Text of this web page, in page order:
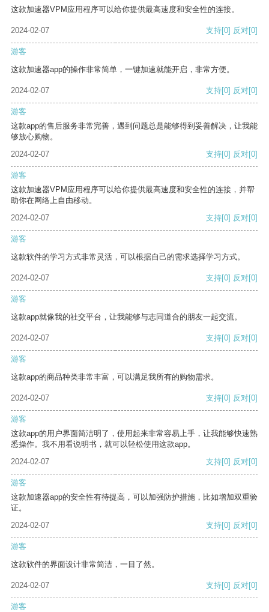
这款加速器VPM应用程序可以给你提供最高速度和安全性的连接。
2024-02-07 支持[0] 反对[0]
游客
这款加速器app的操作非常简单，一键加速就能开启，非常方便。
2024-02-07 支持[0] 反对[0]
游客
这款app的售后服务非常完善，遇到问题总是能够得到妥善解决，让我能
够放心购物。
2024-02-07
支持[0] 反对[0]
游客
这款加速器VPM应用程序可以给你提供最高速度和安全性的连接，并帮
助你在网络上自由移动。
2024-02-07
支持[0] 反对[0]
游客
这款软件的学习方式非常灵活，可以根据自己的需求选择学习方式。
2024-02-07 支持[0] 反对[0]
游客
这款app就像我的社交平台，让我能够与志同道合的朋友一起交流。
2024-02-07 支持[0] 反对[0]
游客
这款app的商品种类非常丰富，可以满足我所有的购物需求。
2024-02-07 支持[0] 反对[0]
游客
这款app的用户界面简洁明了，使用起来非常容易上手，让我能够快速熟
悉操作。我不用看说明书，就可以轻松使用这款app。
2024-02-07
支持[0] 反对[0]
游客
这款加速器app的安全性有待提高，可以加强防护措施，比如增加双重验
证。
2024-02-07
支持[0] 反对[0]
游客
这款软件的界面设计非常简洁，一目了然。
2024-02-07 支持[0] 反对[0]
游客